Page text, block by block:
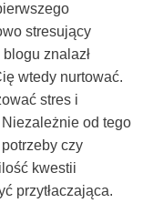
stresujący
znalazł
wtedy nurtować.
stres i
od tego
czy
kwestii
przytłaczająca.